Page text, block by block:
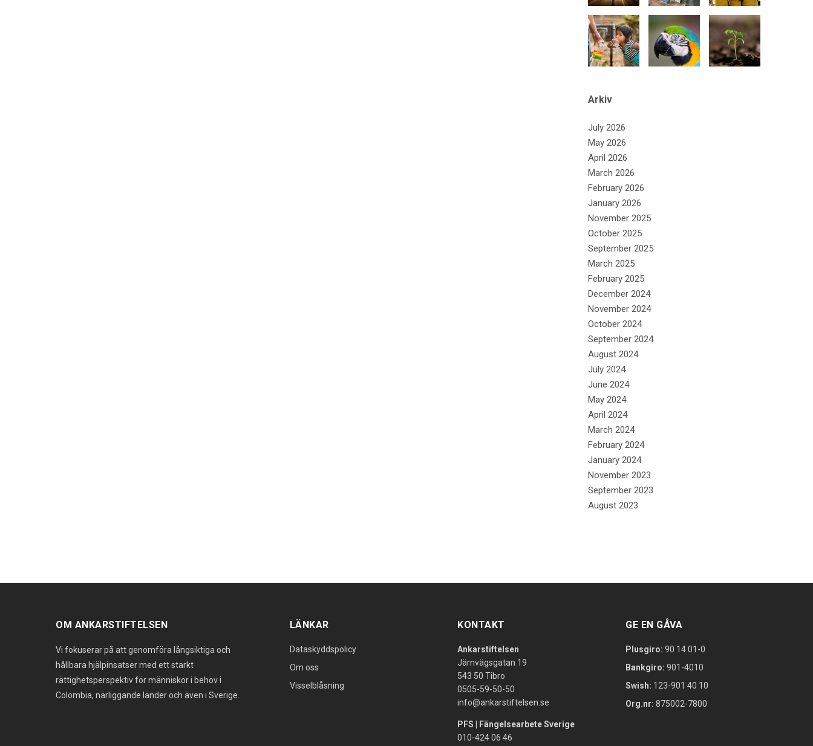
Arkiv
July 2026
May 2026
April 2026
March 2026
February 2026
January 2026
November 2025
October 2025
September 2025
March 2025
February 2025
December 2024
November 2024
October 2024
September 2024
August 2024
July 2024
June 2024
May 2024
April 2024
March 2024
February 2024
January 2024
November 2023
September 2023
August 2023
OM ANKARSTIFTELSEN
Vi fokuserar på att genomföra långsiktiga och
hållbara hjälpinsatser med ett starkt
rättighetsperspektiv för människor i behov i
Colombia, närliggande länder och även i Sverige.
LÄNKAR
Dataskyddspolicy
Om oss
Visselblåsning
KONTAKT
Ankarstiftelsen
Järnvägsgatan 19
543 50 Tibro
0505-59-50-50
info@ankarstiftelsen.se
PFS | Fängelsearbete Sverige
010-424 06 46
GE EN GÅVA
Plusgiro: 90 14 01-0
Bankgiro: 901-4010
Swish: 123-901 40 10
Org.nr: 875002-7800